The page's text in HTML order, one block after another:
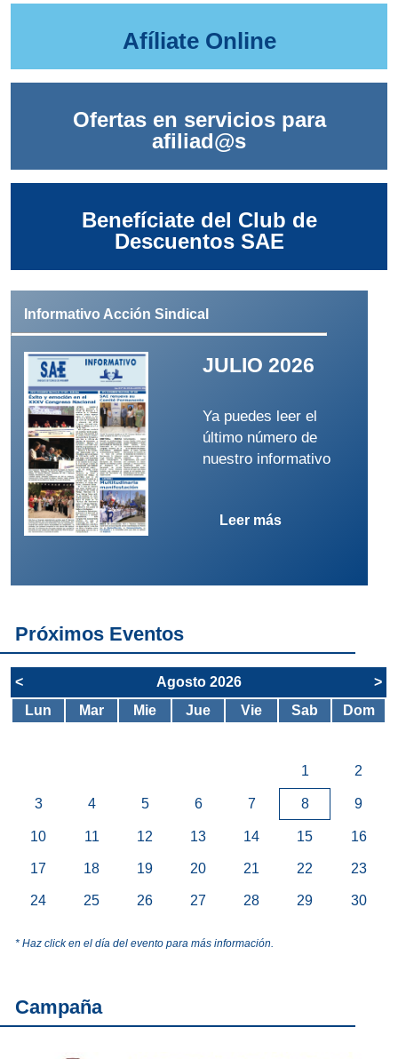
Afíliate Online
Ofertas en servicios para
afiliad@s
Benefíciate del Club de
Descuentos SAE
Informativo Acción Sindical
JULIO 2026
Ya puedes leer el
último número de
nuestro informativo
Leer más
Próximos Eventos
< Agosto 2026
>
Lun
Mar Mie Jue Vie Sab Dom
1 2
3 4 5 6 7 8 9
10 11 12 13 14 15 16
17 18 19 20 21 22 23
24 25 26 27 28 29 30
* Haz click en el día del evento para más información.
Campaña